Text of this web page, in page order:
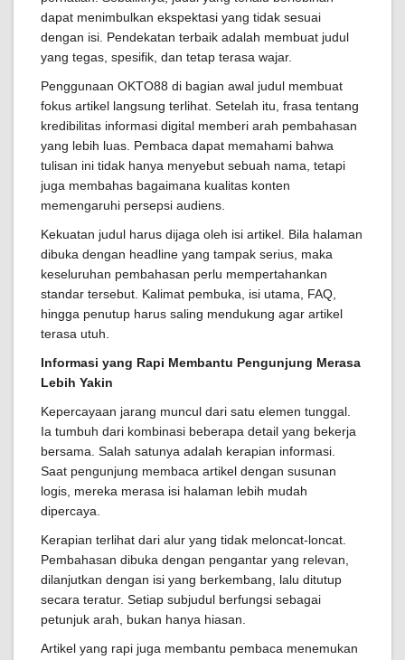
dapat menimbulkan ekspektasi yang tidak sesuai
dengan isi. Pendekatan terbaik adalah membuat judul
yang tegas, spesifik, dan tetap terasa wajar.
Penggunaan OKTO88 di bagian awal judul membuat
fokus artikel langsung terlihat. Setelah itu, frasa tentang
kredibilitas informasi digital memberi arah pembahasan
yang lebih luas. Pembaca dapat memahami bahwa
tulisan ini tidak hanya menyebut sebuah nama, tetapi
juga membahas bagaimana kualitas konten
memengaruhi persepsi audiens.
Kekuatan judul harus dijaga oleh isi artikel. Bila halaman
dibuka dengan headline yang tampak serius, maka
keseluruhan pembahasan perlu mempertahankan
standar tersebut. Kalimat pembuka, isi utama, FAQ,
hingga penutup harus saling mendukung agar artikel
terasa utuh.
Informasi yang Rapi Membantu Pengunjung Merasa
Lebih Yakin
Kepercayaan jarang muncul dari satu elemen tunggal.
Ia tumbuh dari kombinasi beberapa detail yang bekerja
bersama. Salah satunya adalah kerapian informasi.
Saat pengunjung membaca artikel dengan susunan
logis, mereka merasa isi halaman lebih mudah
dipercaya.
Kerapian terlihat dari alur yang tidak meloncat-loncat.
Pembahasan dibuka dengan pengantar yang relevan,
dilanjutkan dengan isi yang berkembang, lalu ditutup
secara teratur. Setiap subjudul berfungsi sebagai
petunjuk arah, bukan hanya hiasan.
Artikel yang rapi juga membantu pembaca menemukan